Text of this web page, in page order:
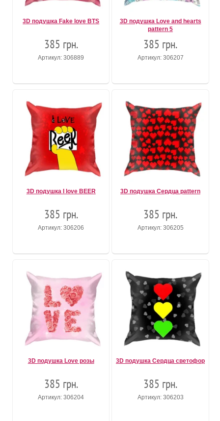
3D подушка Fake love BTS
385 грн.
Артикул: 306889
3D подушка Love and hearts
pattern 5
385 грн.
Артикул: 306207
3D подушка I love BEER
385 грн.
Артикул: 306206
3D подушка Сердца pattern
385 грн.
Артикул: 306205
3D подушка Love розы
385 грн.
Артикул: 306204
3D подушка Сердца светофор
385 грн.
Артикул: 306203